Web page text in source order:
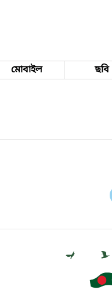
মোবাইল ছবি